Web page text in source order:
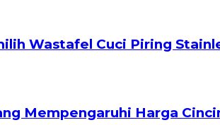
Wastafel Cuci Piring
Mempengaruhi Harga